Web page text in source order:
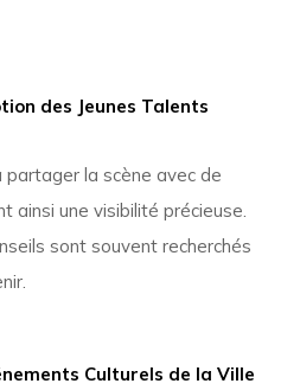
des Jeunes Talents
partager la scène avec de
ainsi une visibilité précieuse.
sont souvent recherchés
Culturels de la Ville